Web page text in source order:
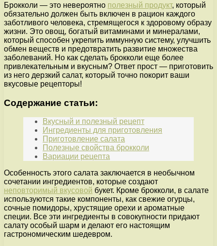
Брокколи — это невероятно полезный продукт, который
обязательно должен быть включен в рацион каждого
заботливого человека, стремящегося к здоровому образу
жизни. Это овощ, богатый витаминами и минералами,
который способен укрепить иммунную систему, улучшить
обмен веществ и предотвратить развитие множества
заболеваний. Но как сделать брокколи еще более
привлекательным и вкусным? Ответ прост — приготовить
из него дерзкий салат, который точно покорит ваши
вкусовые рецепторы!
Содержание статьи:
Вкусный и полезный рецепт
Ингредиенты для приготовления
Приготовление салата
Полезные свойства брокколи
Вариации рецепта
Особенность этого салата заключается в необычном
сочетании ингредиентов, которые создают
неповторимый вкусовой букет. Кроме брокколи, в салате
используются такие компоненты, как свежие огурцы,
сочные помидоры, хрустящие орехи и ароматные
специи. Все эти ингредиенты в совокупности придают
салату особый шарм и делают его настоящим
гастрономическим шедевром.